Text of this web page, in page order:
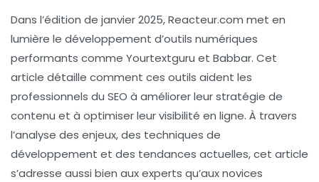
Dans l’édition de janvier 2025,Reacteur.com met en
lumière le développement d’outils numériques
performants comme Yourtextguru et Babbar. Cet
article détaille comment ces outils aident les
professionnels du SEO à améliorer leur stratégie de
contenu et à optimiser leur visibilité en ligne. À travers
l’analyse des enjeux, des techniques de
développement et des tendances actuelles, cet article
s’adresse aussi bien aux experts qu’aux novices